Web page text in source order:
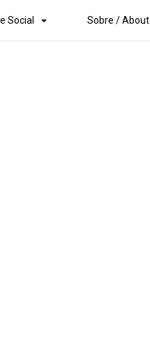
Social Sobre / About